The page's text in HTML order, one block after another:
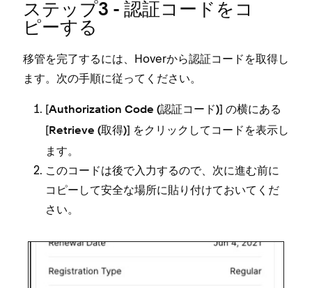
ステ⁠ップ3 - 認証コ⁠ードをコ
ピ⁠ーする
移管を完了するには⁠、Hoverから認証コ⁠ードを取得し
ます⁠。次の手順に従⁠ってください⁠。
[⁠Authorization Code (⁠認証コ⁠ード⁠)⁠] の横にある
[⁠Retrieve (⁠取得⁠)⁠] をクリ⁠ックしてコ⁠ードを表示し
ます⁠。
このコ⁠ードは後で入力するので⁠、次に進む前に
コピ⁠ーして安全な場所に貼り付けておいてくだ
さい⁠。